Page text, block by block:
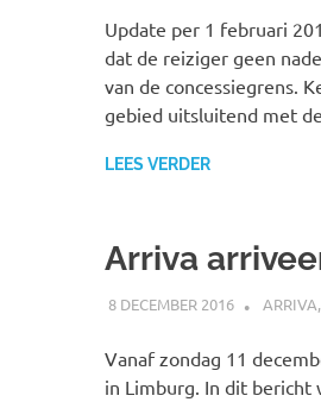
Update per 1 februari
dat de reiziger geen
van de concessiegrens.
gebied uitsluitend met
LEES VERDER
Arriva
8 DECEMBER 2016 JOHAN
ARRIVA,
Vanaf zondag 11
in Limburg. In dit